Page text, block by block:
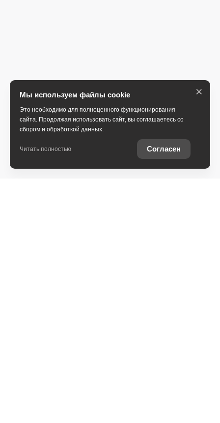
Мы используем файлы cookie
Это необходимо для полноценного функционирования
сайта. Продолжая использовать сайт, вы соглашаетесь со
сбором и обработкой данных.
Читать полностью Согласен
×